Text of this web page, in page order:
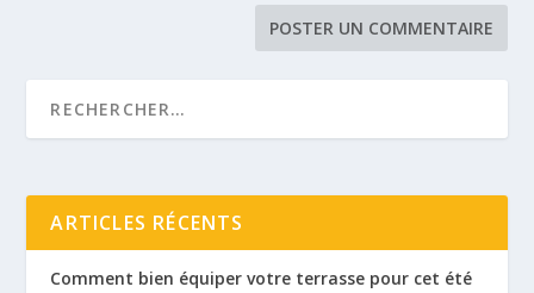
ARTICLES RÉCENTS
Comment bien équiper votre terrasse pour cet été